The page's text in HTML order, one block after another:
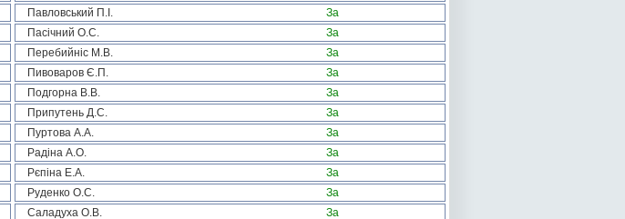
Павловський П.І.
За
Пасічний О.С.
За
Перебийніс М.В.
За
Пивоваров Є.П.
За
Подгорна В.В.
За
Припутень Д.С.
За
Пуртова А.А.
За
Радіна А.О.
За
Рєпіна Е.А.
За
Руденко О.С.
За
Саладуха О.В.
За